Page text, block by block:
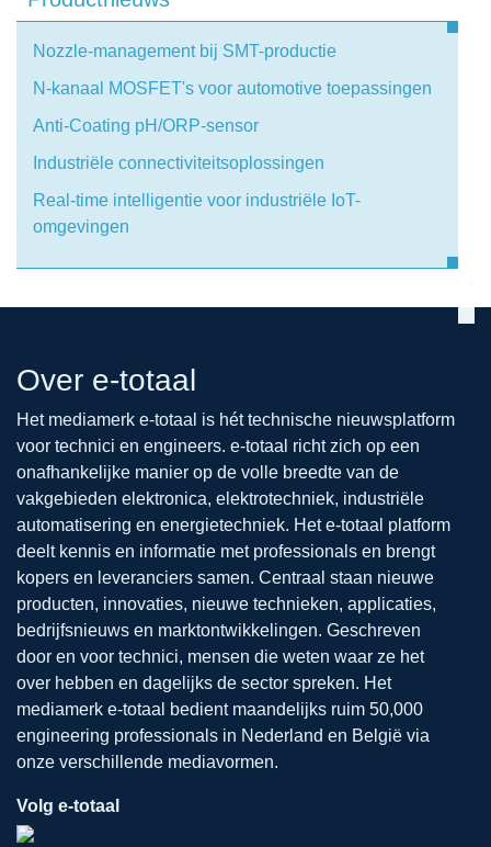
Nozzle-management bij SMT-productie
N-kanaal MOSFET's voor automotive toepassingen
Anti-Coating pH/ORP-sensor
Industriële connectiviteitsoplossingen
Real-time intelligentie voor industriële IoT-
omgevingen
Over e-totaal
Het mediamerk e-totaal is hét technische nieuwsplatform
voor technici en engineers. e-totaal richt zich op een
onafhankelijke manier op de volle breedte van de
vakgebieden elektronica, elektrotechniek, industriële
automatisering en energietechniek. Het e-totaal platform
deelt kennis en informatie met professionals en brengt
kopers en leveranciers samen. Centraal staan nieuwe
producten, innovaties, nieuwe technieken, applicaties,
bedrijfsnieuws en marktontwikkelingen. Geschreven
door en voor technici, mensen die weten waar ze het
over hebben en dagelijks de sector spreken. Het
mediamerk e-totaal bedient maandelijks ruim 50,000
engineering professionals in Nederland en België via
onze verschillende mediavormen.
Volg e-totaal